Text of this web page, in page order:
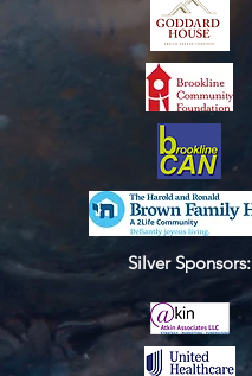
Silver Sponsors: